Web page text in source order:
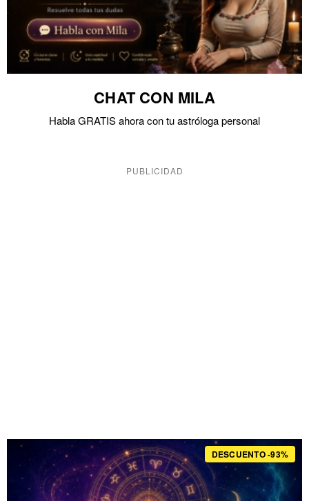
CHAT CON MILA
Habla GRATIS ahora con tu astróloga personal
DESCUENTO -93%